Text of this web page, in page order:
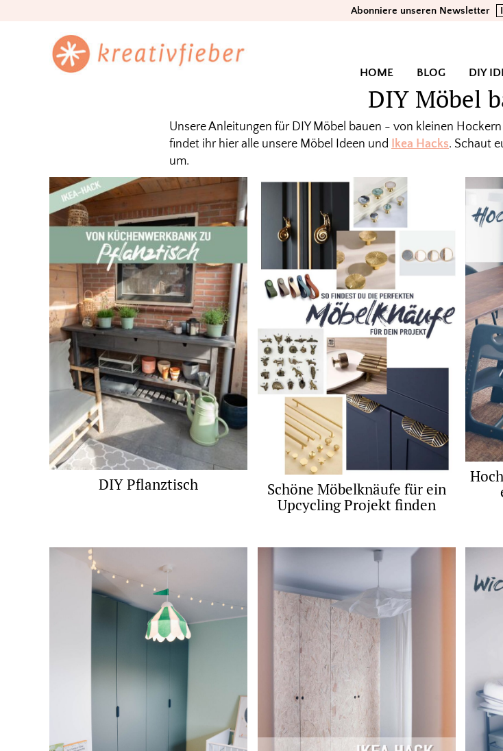
navigation
Abonniere unseren Newsletter
kreativfieber HOME BLOG DIY
DIY Möbel
Unsere Anleitungen für DIY Möbel bauen - von kleinen
findet ihr hier alle unsere Möbel Ideen und Ikea Hacks. Schaut
um.
DIY Pflanztisch
Schöne Möbelknäufe für ein
Upcycling Projekt finden